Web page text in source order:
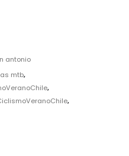
antonio
mtb,
,
,